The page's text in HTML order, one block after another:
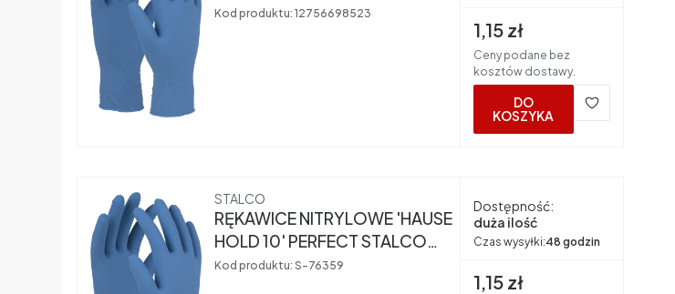
Kod produktu: 12756698523
Cena brutto
1,15 zł
Ceny podane bez
kosztów dostawy.
DO
KOSZYKA
Producent
STALCO
RĘKAWICE NITRYLOWE 'HAUSE
HOLD 10' PERFECT STALCO
(1szt)
Kod produktu: S-76359
Dostępność:
duża ilość
Czas wysyłki:48 godzin
Cena brutto
1,15 zł